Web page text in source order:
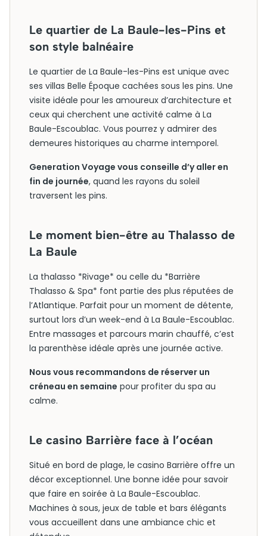
Le quartier de La Baule-les-Pins et
son style balnéaire
Le quartier de La Baule-les-Pins est unique avec
ses villas Belle Époque cachées sous les pins. Une
visite idéale pour les amoureux d’architecture et
ceux qui cherchent une activité calme à La
Baule-Escoublac. Vous pourrez y admirer des
demeures historiques au charme intemporel.
Generation Voyage vous conseille d’y aller en
fin de journée, quand les rayons du soleil
traversent les pins.
Le moment bien-être au Thalasso de
La Baule
La thalasso *Rivage* ou celle du *Barrière
Thalasso & Spa* font partie des plus réputées de
l’Atlantique. Parfait pour un moment de détente,
surtout lors d’un week-end à La Baule-Escoublac.
Entre massages et parcours marin chauffé, c’est
la parenthèse idéale après une journée active.
Nous vous recommandons de réserver un
créneau en semaine pour profiter du spa au
calme.
Le casino Barrière face à l’océan
Situé en bord de plage, le casino Barrière offre un
décor exceptionnel. Une bonne idée pour savoir
que faire en soirée à La Baule-Escoublac.
Machines à sous, jeux de table et bars élégants
vous accueillent dans une ambiance chic et